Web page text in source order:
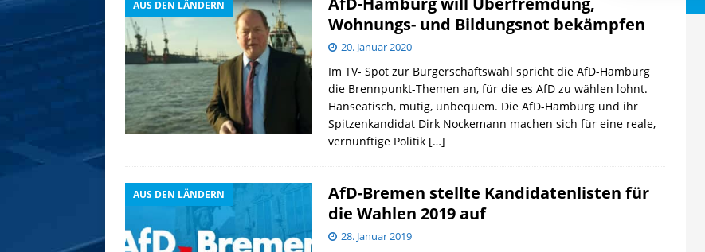
AUS DEN LÄNDERN
Wohnungs- und Bildungsnot bekämpfen
20. Januar 2020
Im TV- Spot zur Bürgerschaftswahl spricht die AfD-Hamburg
die Brennpunkt-Themen an, für die es AfD zu wählen lohnt.
Hanseatisch, mutig, unbequem. Die AfD-Hamburg und ihr
Spitzenkandidat Dirk Nockemann machen sich für eine reale,
vernünftige Politik […]
AUS DEN LÄNDERN
AfD-Bremen stellte Kandidatenlisten für
die Wahlen 2019 auf
28. Januar 2019